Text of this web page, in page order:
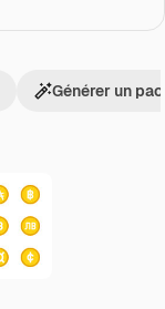
Générer un